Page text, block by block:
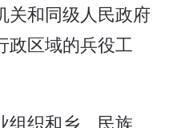
关和同级人民政府
政区域的兵役工
组织和乡、民族